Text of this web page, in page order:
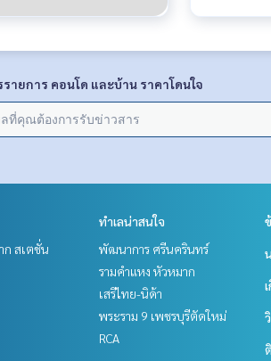
ายการ คอนโด และบ้าน ราคาโดนใจ
สเตชั่น
ทำเลน่าสนใจ
พัฒนาการ ศรีนครินทร์
รามคำแหง หัวหมาก
เสรีไทย-นิด้า
พระราม 9 เพชรบุรีตัดใหม่
RCA